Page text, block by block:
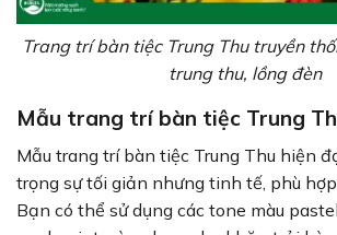
Trang trí bàn tiệc Trung Thu truyền
trung thu, lồng đèn
Mẫu trang trí bàn tiệc Trung
Mẫu trang trí bàn tiệc Trung Thu hiện
trọng sự tối giản nhưng tinh tế, phù
Bạn có thể sử dụng các tone màu